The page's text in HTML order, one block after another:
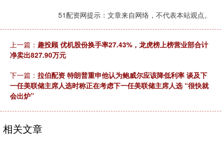
51配资网提示：文章来自网络，不代表本站观点。
上一篇： 趣投顾 优机股份换手率27.43%，龙虎榜上榜营业部合计
净卖出827.90万元
下一篇： 拉伯配资 特朗普重申他认为鲍威尔应该降低利率 谈及下
一任美联储主席人选时称正在考虑下一任美联储主席人选 “很快就
会出炉”
相关文章